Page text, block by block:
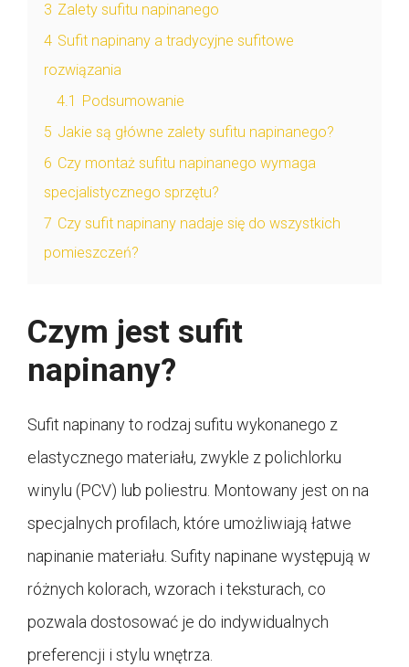
3 Zalety sufitu napinanego
4 Sufit napinany a tradycyjne sufitowe
rozwiązania
4.1 Podsumowanie
5 Jakie są główne zalety sufitu napinanego?
6 Czy montaż sufitu napinanego wymaga
specjalistycznego sprzętu?
7 Czy sufit napinany nadaje się do wszystkich
pomieszczeń?
Czym jest sufit
napinany?
Sufit napinany to rodzaj sufitu wykonanego z
elastycznego materiału, zwykle z polichlorku
winylu (PCV) lub poliestru. Montowany jest on na
specjalnych profilach, które umożliwiają łatwe
napinanie materiału. Sufity napinane występują w
różnych kolorach, wzorach i teksturach, co
pozwala dostosować je do indywidualnych
preferencji i stylu wnętrza.